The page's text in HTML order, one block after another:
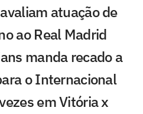
atuação de
ao Real Madrid
manda recado a
o Internacional
em Vitória x